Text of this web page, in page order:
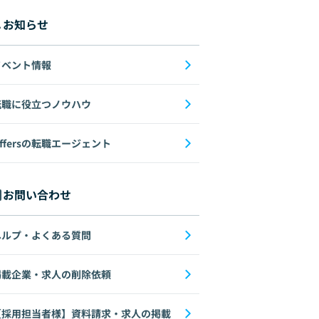
お知らせ
ント情報
に役立つノウハウ
の転職エージェント
お問い合わせ
プ・よくある質問
企業・求人の削除依頼
用担当者様】資料請求・求人の掲載